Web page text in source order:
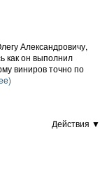
Александровичу,
как он выполнил
виниров точно по
Действия ▼